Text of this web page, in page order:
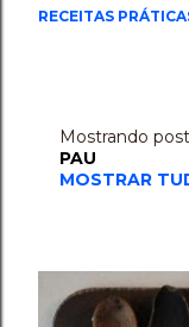
RECEITAS
Mostrando
PAU
MOSTRAR